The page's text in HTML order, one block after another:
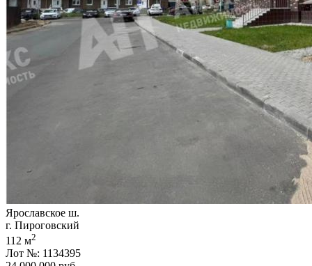
Ярославское ш.
г. Пироговский
112 м2
Лот №: 1134395